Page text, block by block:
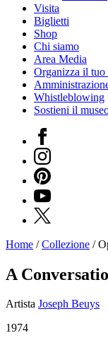
Visita
Biglietti
Shop
Chi siamo
Area Media
Organizza il tuo
Whistleblowing
Sostieni il
Facebook
Instagram
Pinterest
YouTube
X
Mostre
Eventi
del
Home /Collezione /
A
Artista Joseph Beuys
1974